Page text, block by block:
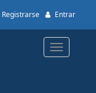
Registrarse Entrar
Toggle